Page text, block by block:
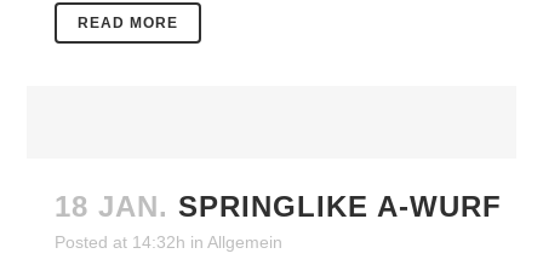
READ MORE
18 JAN. SPRINGLIKE A-WURF
Posted at 14:32h inAllgemein